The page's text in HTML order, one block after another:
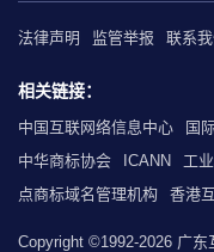
法律声明 监管举报 联系我
相关链接：
中国互联网络信息中心 国
中华商标协会
ICANN 工
点商标域名管理机构
香港
Copyright ©1992-2026 广东